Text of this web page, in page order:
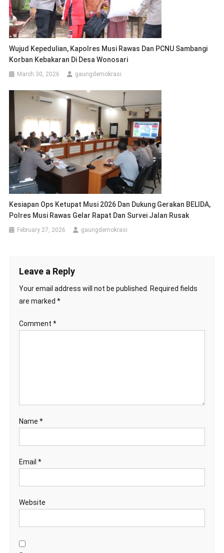
Wujud Kepedulian, Kapolres Musi Rawas Dan PCNU Sambangi
Korban Kebakaran Di Desa Wonosari
March 30, 2026 gaungdemokrasi
Kesiapan Ops Ketupat Musi 2026 Dan Dukung Gerakan BELIDA,
Polres Musi Rawas Gelar Rapat Dan Survei Jalan Rusak
February 27, 2026 gaungdemokrasi
Leave a Reply
Your email address will not be published. Required fields
are marked *
Comment *
Name *
Email *
Website